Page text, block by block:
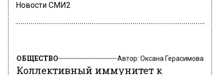
Новости СМИ2
ОБЩЕСТВО Автор: Оксана Герасимова
Коллективный иммунитет к